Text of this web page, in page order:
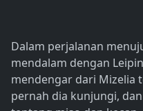
Dalam perjalanan
mendalam dengan
mendengar dari Mizelia
pernah dia kunjungi,